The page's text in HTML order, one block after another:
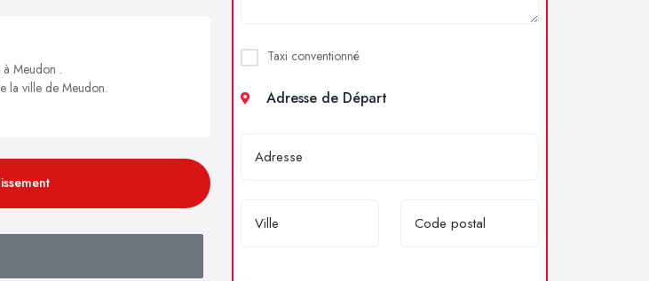
Meudon .
la ville de Meudon.
Taxi conventionné
Adresse de Départ